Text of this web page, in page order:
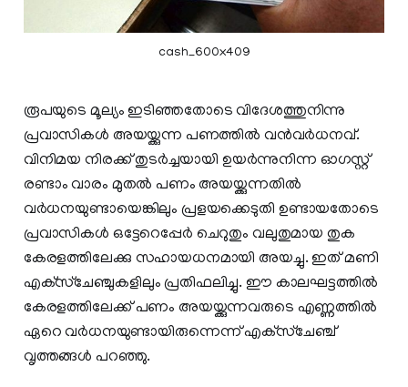
cash_600x409
രൂപയുടെ മൂല്യം ഇടിഞ്ഞതോടെ വിദേശത്തുനിന്നു
പ്രവാസികള്‍ അയയ്ക്കുന്ന പണത്തില്‍ വന്‍വര്‍ധനവ്‌.
വിനിമയ നിരക്ക് തുടര്‍ച്ചയായി ഉയര്‍ന്നുനിന്ന ഓഗസ്റ്റ്
രണ്ടാം വാരം മുതല്‍ പണം അയയ്ക്കുന്നതില്‍
വര്‍ധനയുണ്ടായെങ്കിലും പ്രളയക്കെടുതി ഉണ്ടായതോടെ
പ്രവാസികള്‍ ഒട്ടേറെപ്പേര്‍ ചെറുതും വലുതുമായ തുക
കേരളത്തിലേക്കു സഹായധനമായി അയച്ചു. ഇത് മണി
എക്‌സ്‌ചേഞ്ചുകളിലും പ്രതിഫലിച്ചു. ഈ കാലഘട്ടത്തില്‍
കേരളത്തിലേക്ക് പണം അയയ്ക്കുന്നവരുടെ എണ്ണത്തില്‍
ഏറെ വര്‍ധനയുണ്ടായിരുന്നെന്ന് എക്‌സ്‌ചേഞ്ച്
വൃത്തങ്ങള്‍ പറഞ്ഞു.